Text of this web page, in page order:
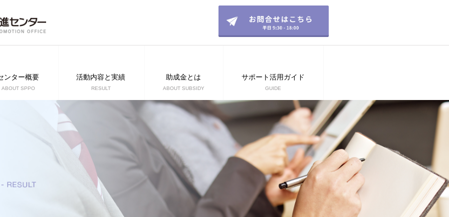
ンター概要
ABOUT SPPO
活動内容と実績
RESULT
助成金とは
ABOUT SUBSIDY
サポート活用ガイド
GUIDE